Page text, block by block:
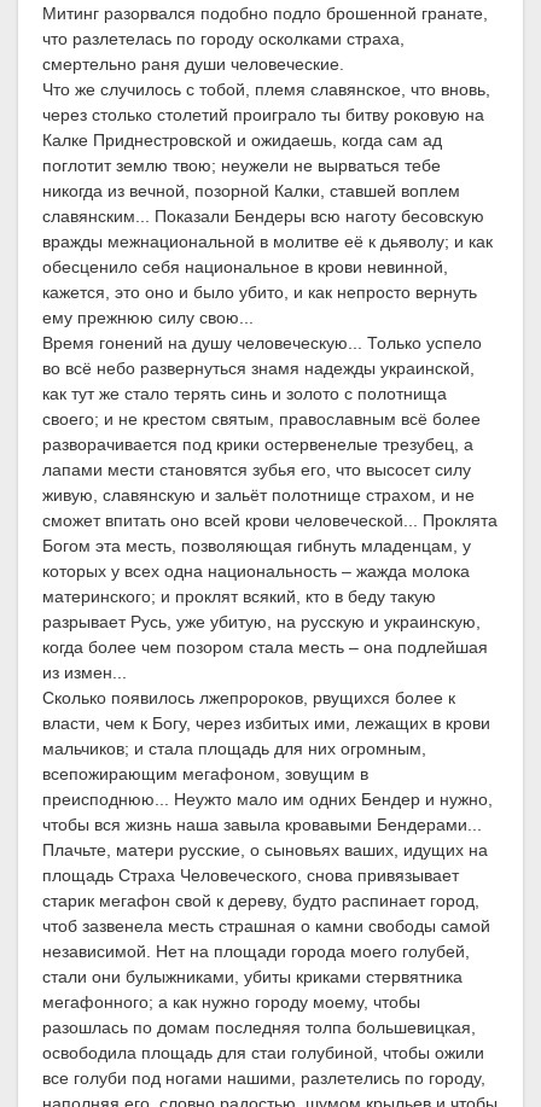
Митинг разорвался подобно подло брошенной гранате,
что разлетелась по городу осколками страха,
смертельно раня души человеческие.
Что же случилось с тобой, племя славянское, что вновь,
через столько столетий проиграло ты битву роковую на
Калке Приднестровской и ожидаешь, когда сам ад
поглотит землю твою; неужели не вырваться тебе
никогда из вечной, позорной Калки, ставшей воплем
славянским... Показали Бендеры всю наготу бесовскую
вражды межнациональной в молитве её к дьяволу; и как
обесценило себя национальное в крови невинной,
кажется, это оно и было убито, и как непросто вернуть
ему прежнюю силу свою...
Время гонений на душу человеческую... Только успело
во всё небо развернуться знамя надежды украинской,
как тут же стало терять синь и золото с полотнища
своего; и не крестом святым, православным всё более
разворачивается под крики остервенелые трезубец, а
лапами мести становятся зубья его, что высосет силу
живую, славянскую и зальёт полотнище страхом, и не
сможет впитать оно всей крови человеческой... Проклята
Богом эта месть, позволяющая гибнуть младенцам, у
которых у всех одна национальность – жажда молока
материнского; и проклят всякий, кто в беду такую
разрывает Русь, уже убитую, на русскую и украинскую,
когда более чем позором стала месть – она подлейшая
из измен...
Сколько появилось лжепророков, рвущихся более к
власти, чем к Богу, через избитых ими, лежащих в крови
мальчиков; и стала площадь для них огромным,
всепожирающим мегафоном, зовущим в
преисподнюю... Неужто мало им одних Бендер и нужно,
чтобы вся жизнь наша завыла кровавыми Бендерами...
Плачьте, матери русские, о сыновьях ваших, идущих на
площадь Страха Человеческого, снова привязывает
старик мегафон свой к дереву, будто распинает город,
чтоб зазвенела месть страшная о камни свободы самой
независимой. Нет на площади города моего голубей,
стали они булыжниками, убиты криками стервятника
мегафонного; а как нужно городу моему, чтобы
разошлась по домам последняя толпа большевицкая,
освободила площадь для стаи голубиной, чтобы ожили
все голуби под ногами нашими, разлетелись по городу,